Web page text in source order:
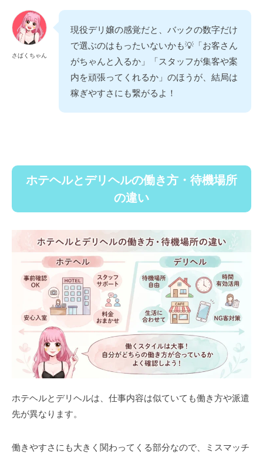
さばくちゃん
現役デリ嬢の感覚だと、バックの数字だけ
で選ぶのはもったいないかも💡「お客さん
がちゃんと入るか」「スタッフが集客や案
内を頑張ってくれるか」のほうが、結局は
稼ぎやすさにも繋がるよ！
ホテヘルとデリヘルの働き方・待機場所
の違い
ホテヘルとデリヘルは、仕事内容は似ていても働き方や派遣
先が異なります。
働きやすさにも大きく関わってくる部分なので、ミスマッチ